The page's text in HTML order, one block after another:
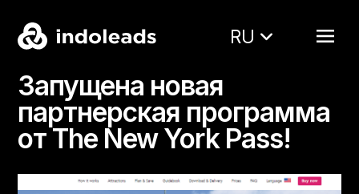
RU
Запущена новая
партнерская программа
от The New York Pass!